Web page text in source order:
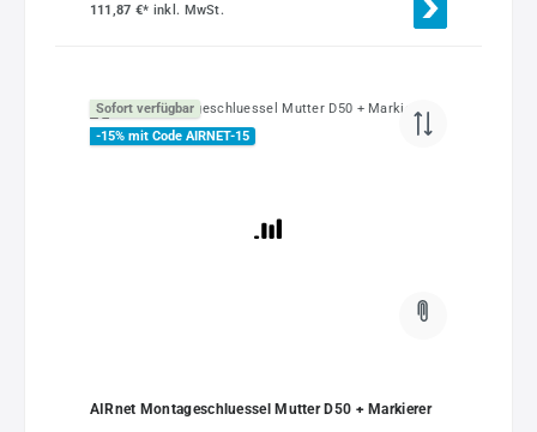
111,87 €* inkl. MwSt.
Sofort verfügbar
-15% mit Code AIRNET-15
AIRnet Montageschluessel Mutter D50 + Markierer